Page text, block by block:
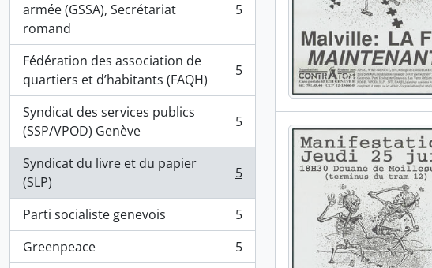
armée (GSSA), Secrétariat
romand
, 5 résultats 5
Fédération des association de
quartiers et d’habitants (FAQH)
, 5 résultats 5
Syndicat des services publics
(SSP/VPOD) Genève
, 5 résultats 5
Syndicat du livre et du papier
(SLP)
, 5 résultats 5
Parti socialiste genevois
, 5 résultats
5
Greenpeace
, 5 résultats
5